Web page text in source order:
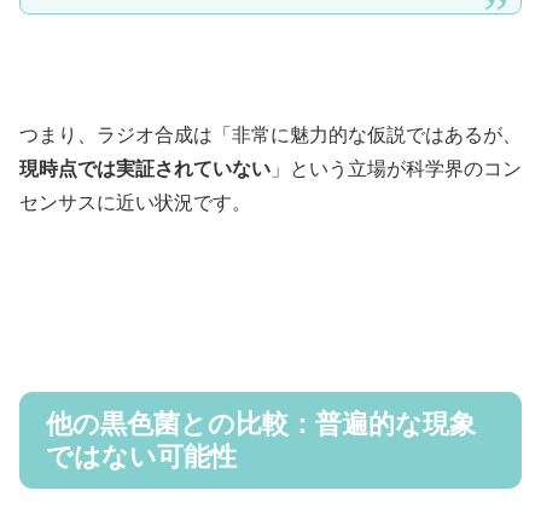
つまり、ラジオ合成は「非常に魅力的な仮説ではあるが、
現時点では実証されていない 」という立場が科学界のコン
センサスに近い状況です。
他の黒色菌との比較：普遍的な現象
ではない可能性